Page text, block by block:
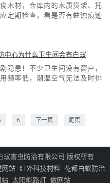
木材，仓库内的木质货架、托
定期检查，看是否有蛀蚀痕迹
中心为什么卫生间会有白蚁
隐患！不少卫生间没有窗户，
频率低，潮湿空气无法及时排
6 下一页 尾页
害虫防治有限公司 版权所有
网站 红外科技材料 花都白蚁防治
站 太阳能路灯 做网站